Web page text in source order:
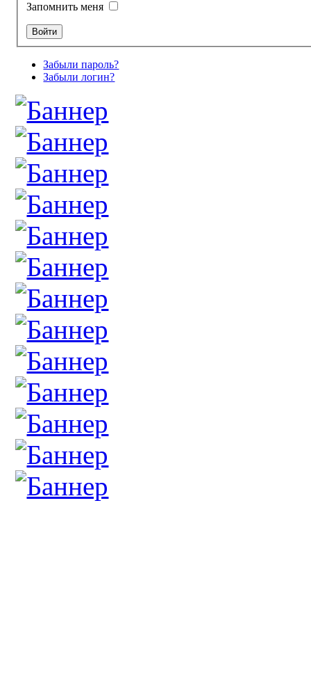
Запомнить меня
Забыли пароль?
Забыли логин?